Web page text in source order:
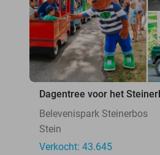
Dagentree voor het
Belevenispark Steinerbos
Stein
Verkocht: 43.645